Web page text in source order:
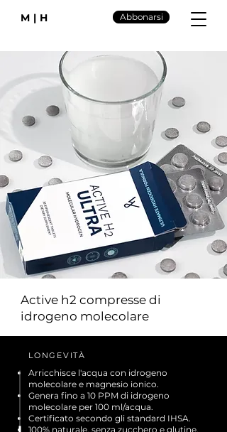
M|H Abbonarsi
Active h2 compresse di
idrogeno molecolare
LONGEVITÀ
Arricchisce l'acqua con idrogeno
molecolare e magnesio ionico.
Genera fino a 10 PPM di idrogeno
molecolare per 100 ml/acqua.
Certificato secondo gli standard IHSA.
100% naturale, senza zucchero e glutine.